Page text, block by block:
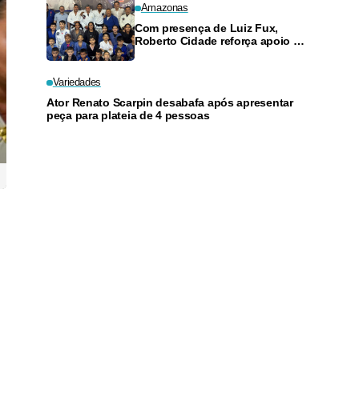
Amazonas
Com presença de Luiz Fux,
Roberto Cidade reforça apoio a
Variedades
Ator Renato Scarpin desabafa após apresentar
peça para plateia de 4 pessoas